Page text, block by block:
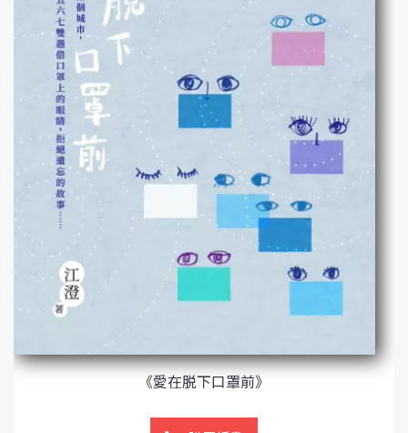
《愛在脱下口罩前》